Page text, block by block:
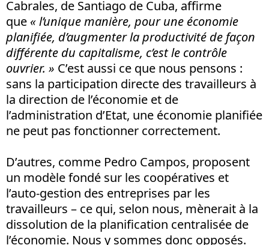
Cabrales, de Santiago de Cuba, affirme
que « l’unique manière, pour une économie
planifiée, d’augmenter la productivité de façon
différente du capitalisme, c’est le contrôle
ouvrier. » C’est aussi ce que nous pensons :
sans la participation directe des travailleurs à
la direction de l’économie et de
l’administration d’Etat, une économie planifiée
ne peut pas fonctionner correctement.
D’autres, comme Pedro Campos, proposent
un modèle fondé sur les coopératives et
l’auto-gestion des entreprises par les
travailleurs – ce qui, selon nous, mènerait à la
dissolution de la planification centralisée de
l’économie. Nous y sommes donc opposés.